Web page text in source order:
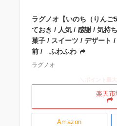
ラグノオ【いのち（りんご
ておき / 人気 / 感謝 / 気持
菓子 / スイーツ / デザート
前 / ふわふわ
ラグノオ
Amazon
楽天市